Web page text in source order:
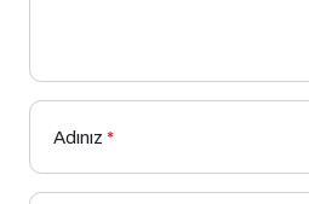
Adınız *